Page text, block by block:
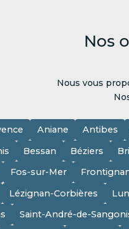
Nos
Nous vous
Aniane Antibes
Bessan Béziers
Fos-sur-Mer
Lézignan-Corbières
Saint-André-de-